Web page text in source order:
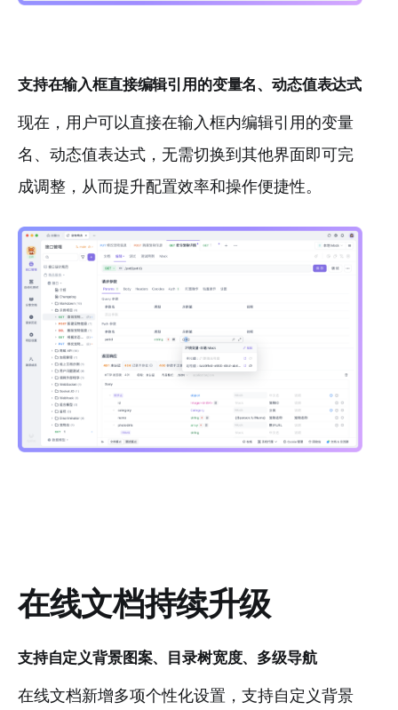
支持在输入框直接编辑引用的变量名、动态值表达式
现在，用户可以直接在输入框内编辑引用的变量
名、动态值表达式，无需切换到其他界面即可完
成调整，从而提升配置效率和操作便捷性。
在线文档持续升级
支持自定义背景图案、目录树宽度、多级导航
在线文档新增多项个性化设置，支持自定义背景